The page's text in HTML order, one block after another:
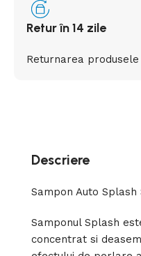
Retur în 14 zile
Returnarea
Descriere
Sampon Auto Splash
Samponul Splash
concentrat si